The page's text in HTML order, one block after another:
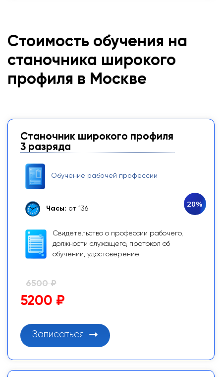
Стоимость обучения на
станочника широкого
профиля в Москве
Станочник широкого профиля
3 разряда
Обучение рабочей профессии
Часы: от 136
Свидетельство о профессии рабочего,
должности служащего, протокол об
обучении, удостоверение
20%
6500 ₽
5200 ₽
Записаться